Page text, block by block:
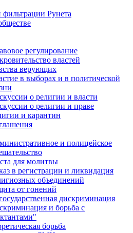
Рунета
регулирование
властей
верующих
в выборах и в политической
о религии и власти
о религии и праве
и карантин
и полицейское
для молитвы
в регистрации и ликвидация
объединений
от гонений
дискриминация
и борьба с
борьба